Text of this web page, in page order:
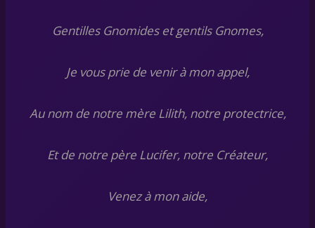
Gentilles Gnomides et gentils Gnomes,
Je vous prie de venir à mon appel,
Au nom de notre mère Lilith, notre protectrice,
Et de notre père Lucifer, notre Créateur,
Venez à mon aide,